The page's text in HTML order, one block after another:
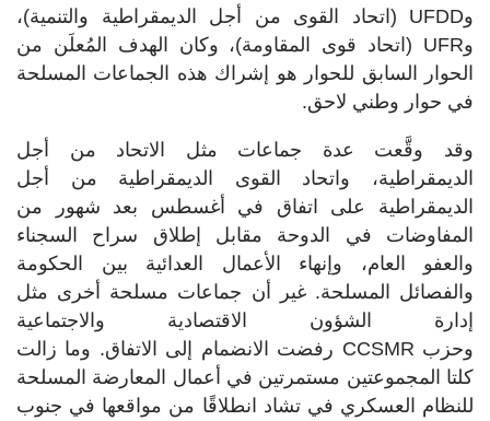
وUFDD (اتحاد القوى من أجل الديمقراطية والتنمية)،
وUFR (اتحاد قوى المقاومة)، وكان الهدف المُعلَن من
الحوار السابق للحوار هو إشراك هذه الجماعات المسلحة
في حوار وطني لاحق.
وقد وقَّعت عدة جماعات مثل الاتحاد من أجل
الديمقراطية، واتحاد القوى الديمقراطية من أجل
الديمقراطية على اتفاق في أغسطس بعد شهور من
المفاوضات في الدوحة مقابل إطلاق سراح السجناء
والعفو العام، وإنهاء الأعمال العدائية بين الحكومة
والفصائل المسلحة. غير أن جماعات مسلحة أخرى مثل
إدارة الشؤون الاقتصادية والاجتماعية
وحزب CCSMR رفضت الانضمام إلى الاتفاق. وما زالت
كلتا المجموعتين مستمرتين في أعمال المعارضة المسلحة
للنظام العسكري في تشاد انطلاقًا من مواقعها في جنوب